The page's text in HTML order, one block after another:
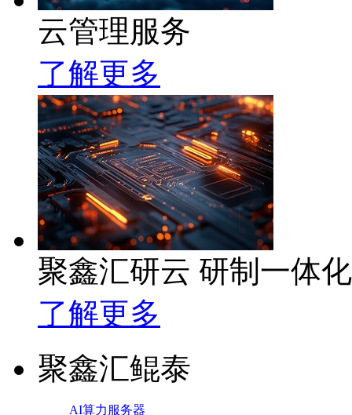
云管理服务
了解更多
聚鑫汇研云 研制一体
了解更多
聚鑫汇鲲泰
AI算力服务器